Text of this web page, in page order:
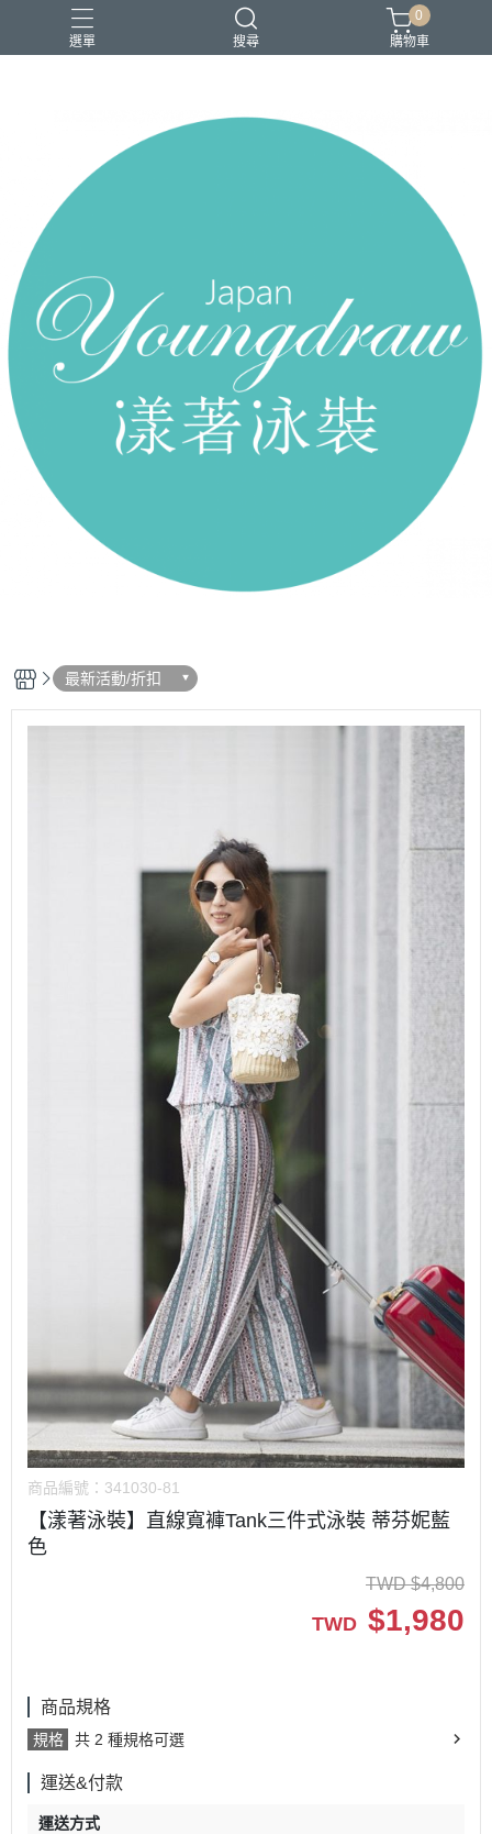
選單 搜尋
2026 新品上市
0
購物車
最新活動/折扣
商品編號： 341030-81
【漾著泳裝】直線寬褲Tank三件式泳裝 蒂芬妮藍
色
TWD $4,800
TWD $1,980
商品規格
規格 共 2 種規格可選
運送&付款
運送方式